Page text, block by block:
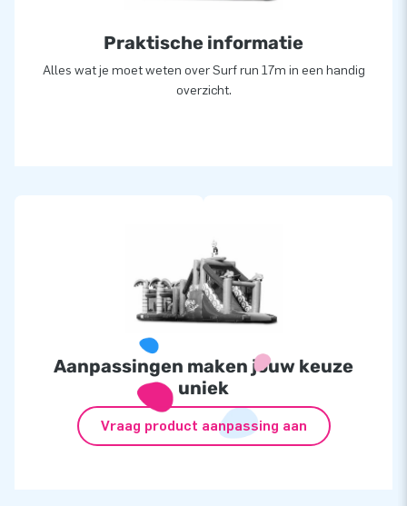
Praktische informatie
Alles wat je moet weten over Surf run 17m in een handig
overzicht.
Aanpassingen maken jouw keuze
uniek
Vraag product aanpassing aan